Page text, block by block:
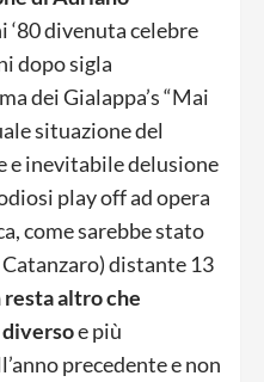
‘80 divenuta celebre
dopo sigla
dei Gialappa’s “Mai
situazione del
e inevitabile delusione
play off ad opera
come sarebbe stato
distante 13
resta altro che
e più
precedente e non